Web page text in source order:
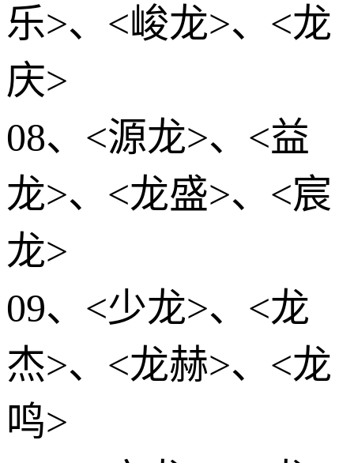
乐>、<峻龙>、<龙
庆>
08、<源龙>、<益
龙>、<龙盛>、<宸
龙>
09、<少龙>、<龙
杰>、<龙赫>、<龙
鸣>